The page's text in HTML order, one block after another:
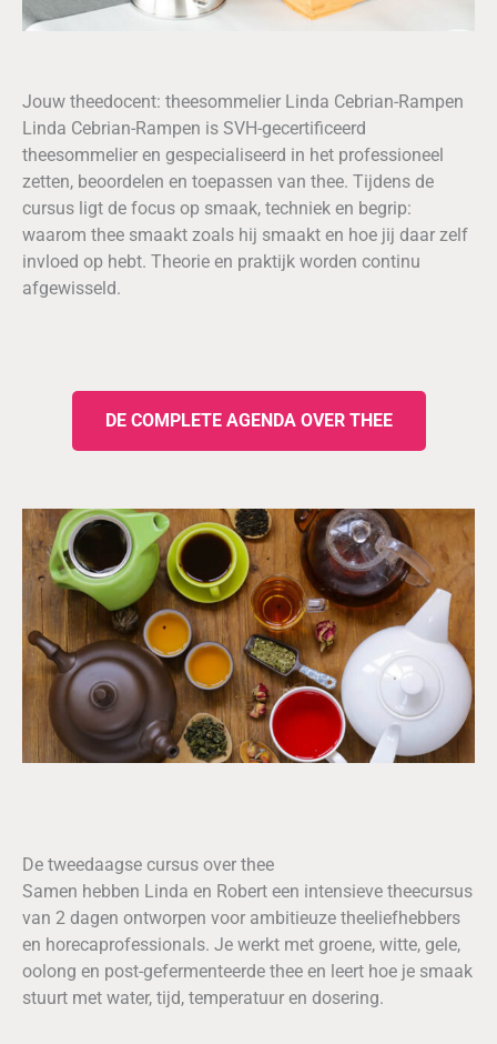
Jouw theedocent: theesommelier Linda Cebrian-Rampen
Linda Cebrian-Rampen is SVH-gecertificeerd
theesommelier en gespecialiseerd in het professioneel
zetten, beoordelen en toepassen van thee. Tijdens de
cursus ligt de focus op smaak, techniek en begrip:
waarom thee smaakt zoals hij smaakt en hoe jij daar zelf
invloed op hebt. Theorie en praktijk worden continu
afgewisseld.
DE COMPLETE AGENDA OVER THEE
De tweedaagse cursus over thee
Samen hebben Linda en Robert een intensieve theecursus
van 2 dagen ontworpen voor ambitieuze theeliefhebbers
en horecaprofessionals. Je werkt met groene, witte, gele,
oolong en post-gefermenteerde thee en leert hoe je smaak
stuurt met water, tijd, temperatuur en dosering.